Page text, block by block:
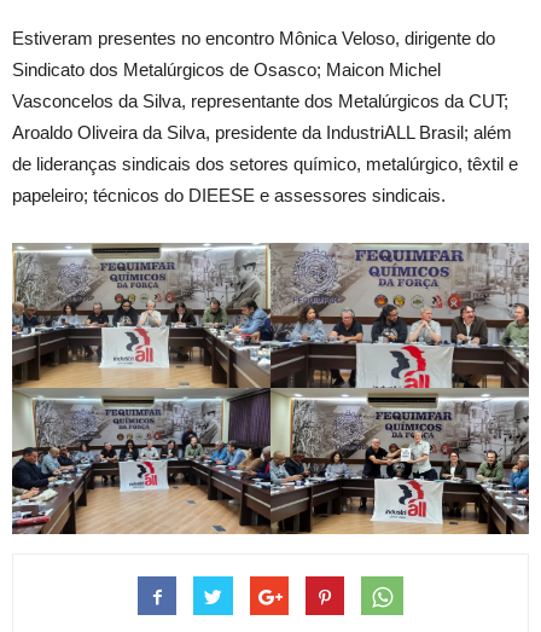
Estiveram presentes no encontro Mônica Veloso, dirigente do
Sindicato dos Metalúrgicos de Osasco; Maicon Michel
Vasconcelos da Silva, representante dos Metalúrgicos da CUT;
Aroaldo Oliveira da Silva, presidente da IndustriALL Brasil; além
de lideranças sindicais dos setores químico, metalúrgico, têxtil e
papeleiro; técnicos do DIEESE e assessores sindicais.